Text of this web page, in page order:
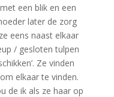
een blik en een
later de zorg
eens naast elkaar
/ gesloten tulpen
Ze vinden
elkaar te vinden.
de ik als ze haar op